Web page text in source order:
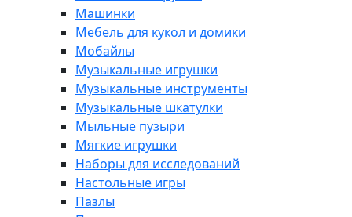
Машинки
Мебель для кукол и домики
Мобайлы
Музыкальные игрушки
Музыкальные инструменты
Музыкальные шкатулки
Мыльные пузыри
Мягкие игрушки
Наборы для исследований
Настольные игры
Пазлы